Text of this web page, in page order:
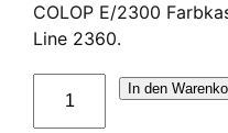
COLOP E/2300
Line 2360.
d'encrage
In den